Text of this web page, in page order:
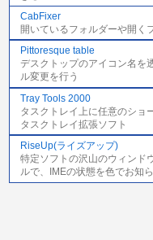
CabFixer
開いているフォルダーや開く
Pittoresque table
デスクトップのアイコン名を
ル変更を行う
Tray Tools 2000
タスクトレイ上に任意のショ
タスクトレイ拡張ソフト
RiseUp(ライズアップ)
特定ソフトの沢山のウィンド
ルで、IMEの状態を色でお知